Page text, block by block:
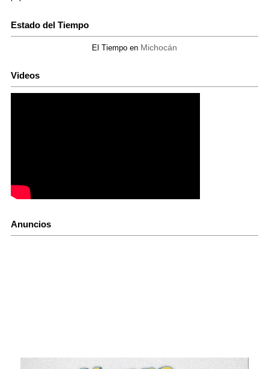
Estado del Tiempo
El Tiempo en Michocán
Videos
Anuncios